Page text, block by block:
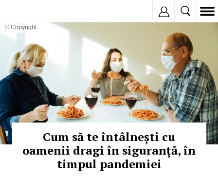
© Copyright:
Cum să te întâlnești cu
oamenii dragi în siguranță, în
timpul pandemiei